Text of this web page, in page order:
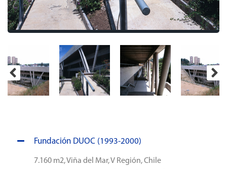
Fundación DUOC (1993-2000)
7.160 m2, Viña del Mar, V Región, Chile